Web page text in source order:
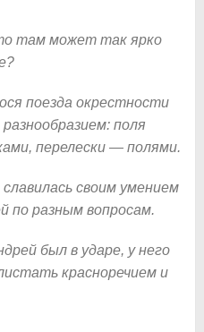
там может так ярко
поезда окрестности
поля
перелески — полями.
своим умением
по разным вопросам.
был в ударе, у него
красноречием и